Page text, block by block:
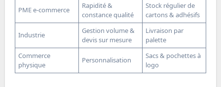
PME e-commerce
Rapidité &
constance qualité
Stock régulier de
cartons & adhésifs
Industrie
Gestion volume &
devis sur mesure
Livraison par
palette
Commerce
physique
Personnalisation
Sacs & pochettes à
logo